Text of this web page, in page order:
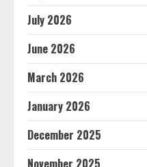
July 2026
June 2026
March 2026
January 2026
December 2025
November 2025